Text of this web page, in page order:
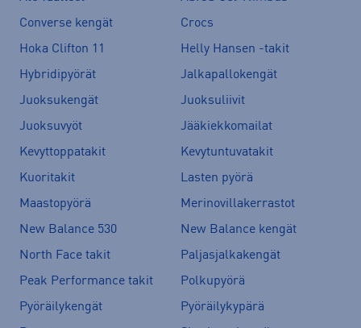
Converse kengät
Crocs
Hoka Clifton 11
Helly Hansen -takit
Hybridipyörät
Jalkapallokengät
Juoksukengät
Juoksuliivit
Juoksuvyöt
Jääkiekkomailat
Kevyttoppatakit
Kevytuntuvatakit
Kuoritakit
Lasten pyörä
Maastopyörä
Merinovillakerrastot
New Balance 530
New Balance kengät
North Face takit
Paljasjalkakengät
Peak Performance takit
Polkupyörä
Pyöräilykengät
Pyöräilykypärä